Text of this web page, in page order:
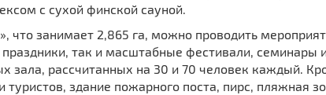
с сухой финской сауной.
что занимает 2,865 га, можно проводить
так и масштабные фестивали, семинары и
зала, рассчитанных на 30 и 70 человек каждый.
туристов, здание пожарного поста, пирс, пляжная